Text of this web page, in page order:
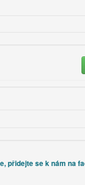
přidejte se k nám na